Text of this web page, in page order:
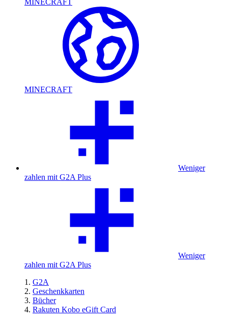
MINECRAFT
MINECRAFT
Weniger
zahlen mit G2A Plus
Weniger
zahlen mit G2A Plus
G2A
Geschenkkarten
Bücher
Rakuten Kobo eGift Card